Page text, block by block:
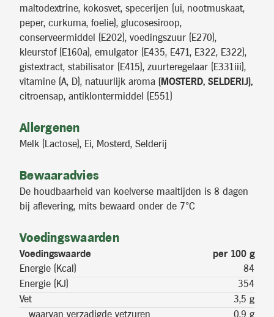
maltodextrine, kokosvet, specerijen (ui, nootmuskaat,
peper, curkuma, foelie), glucosesiroop,
conserveermiddel (E202), voedingszuur (E270),
kleurstof (E160a), emulgator (E435, E471, E322, E322),
gistextract, stabilisator (E415), zuurteregelaar (E331iii),
vitamine (A, D), natuurlijk aroma
(MOSTERD, SELDERIJ),
citroensap, antiklontermiddel (E551)
Allergenen
Melk (Lactose), Ei, Mosterd, Selderij
Bewaaradvies
De houdbaarheid van koelverse maaltijden is 8 dagen
bij aflevering, mits bewaard onder de 7°C
Voedingswaarden
Voedingswaarde
per 100 g
Energie (Kcal)
84
Energie (KJ)
354
Vet
3,5 g
waarvan verzadigde vetzuren
0,9 g